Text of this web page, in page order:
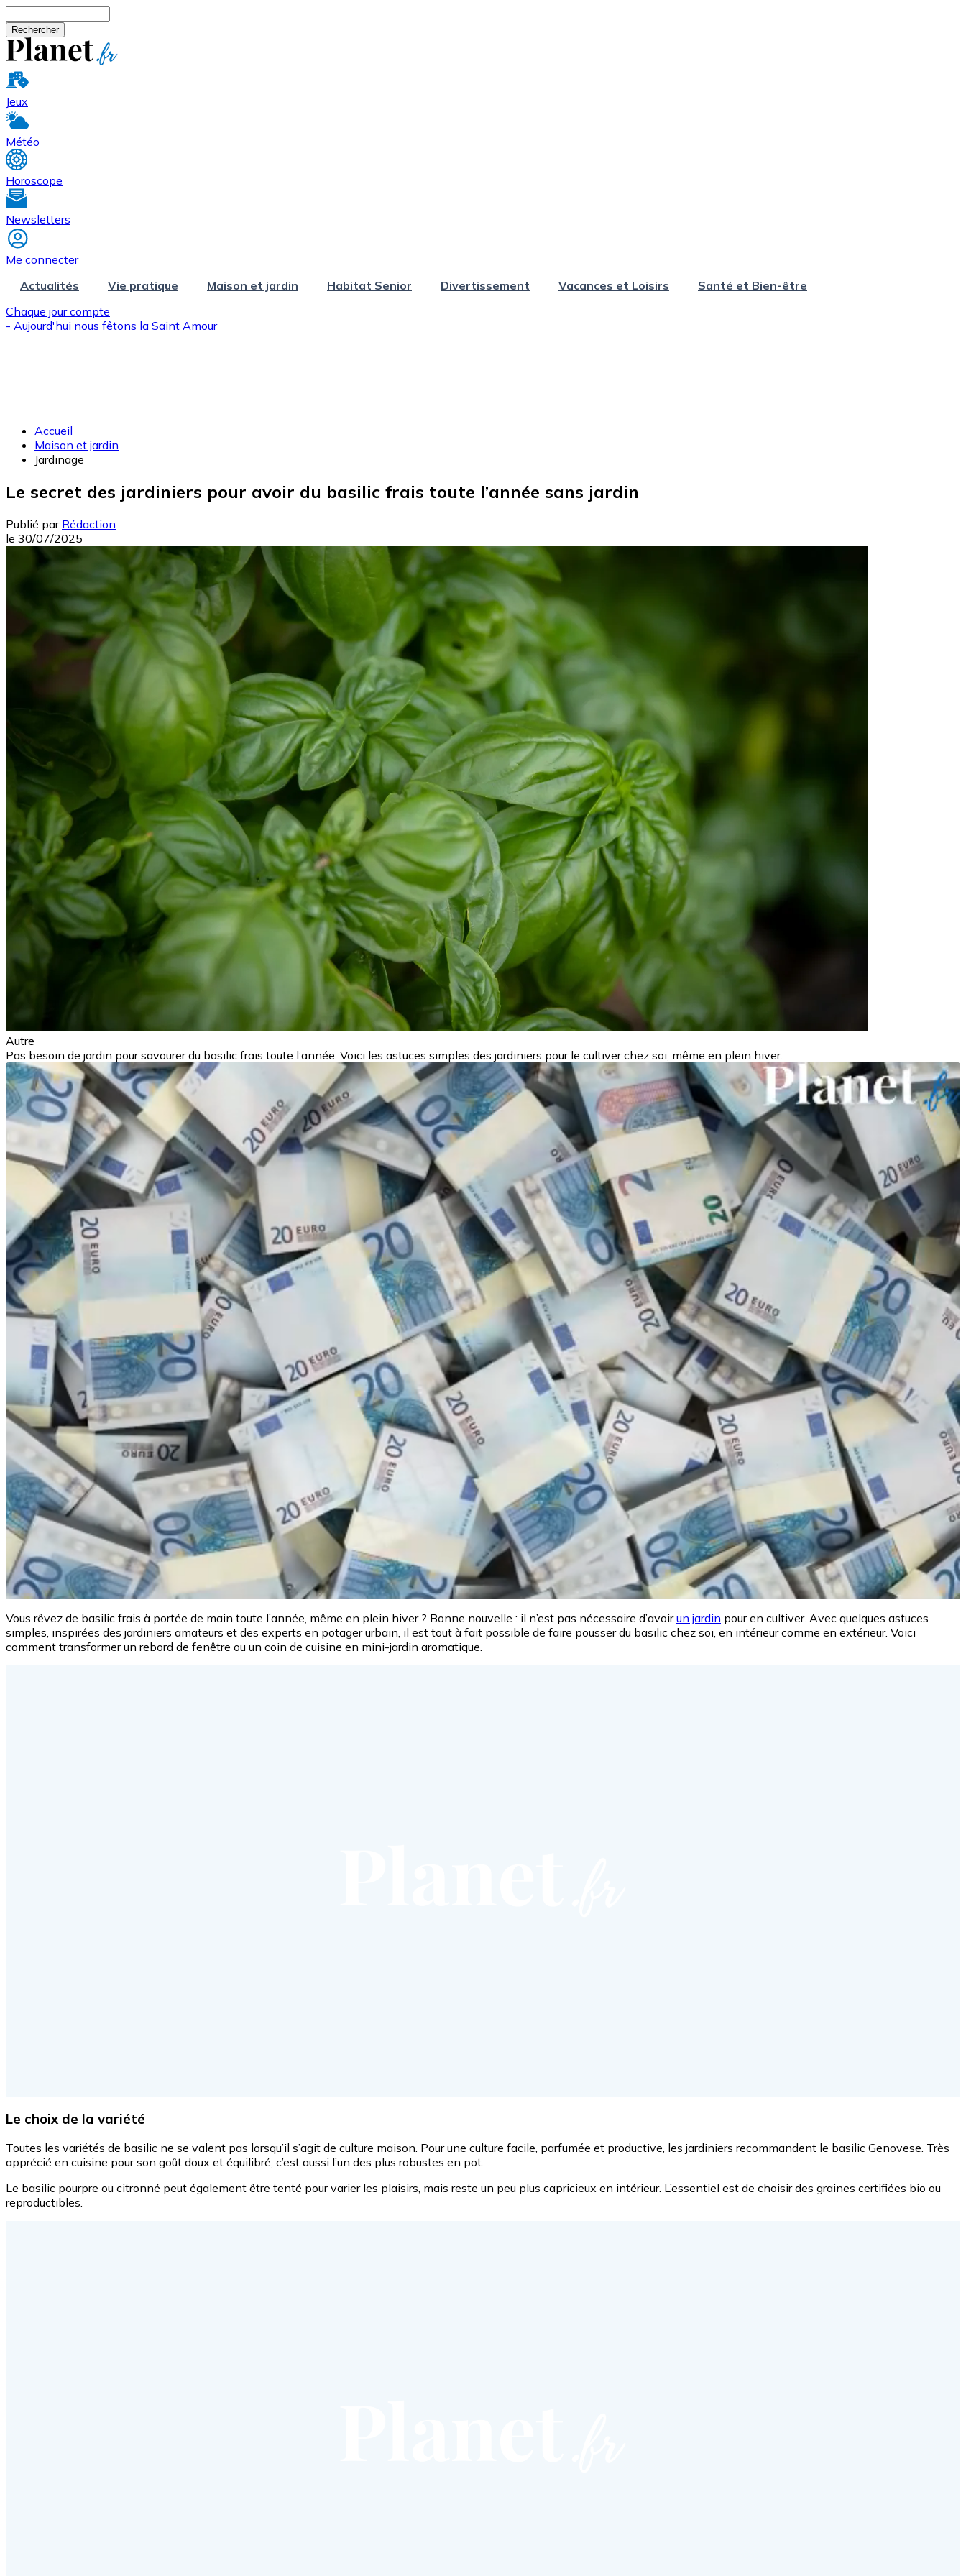
Jeux
Météo
Horoscope
Newsletters
Me connecter
Actualités
Vie pratique Maison et jardin Habitat Senior Divertissement Vacances et Loisirs
Santé et Bien-être
Chaque jour compte
- Aujourd'hui nous fêtons la Saint Amour
Accueil
Maison et jardin
Jardinage
Le secret des jardiniers pour avoir du basilic frais toute l’année sans jardin
Publié par Rédaction
le 30/07/2025
Autre
Pas besoin de jardin pour savourer du basilic frais toute l’année. Voici les astuces simples des jardiniers pour le cultiver chez soi, même en plein hiver.
Vous rêvez de basilic frais à portée de main toute l’année, même en plein hiver ? Bonne nouvelle : il n’est pas nécessaire d’avoirun jardin pour en cultiver. Avec quelques astuces
simples, inspirées des jardiniers amateurs et des experts en potager urbain, il est tout à fait possible de faire pousser du basilic chez soi, en intérieur comme en extérieur. Voici
comment transformer un rebord de fenêtre ou un coin de cuisine en mini-jardin aromatique.
Le choix de la variété
Toutes les variétés de basilic ne se valent pas lorsqu’il s’agit de culture maison. Pour une culture facile, parfumée et productive, les jardiniers recommandent le basilic Genovese. Très
apprécié en cuisine pour son goût doux et équilibré, c’est aussi l’un des plus robustes en pot.
Le basilic pourpre ou citronné peut également être tenté pour varier les plaisirs, mais reste un peu plus capricieux en intérieur. L’essentiel est de choisir des graines certifiées bio ou
reproductibles.